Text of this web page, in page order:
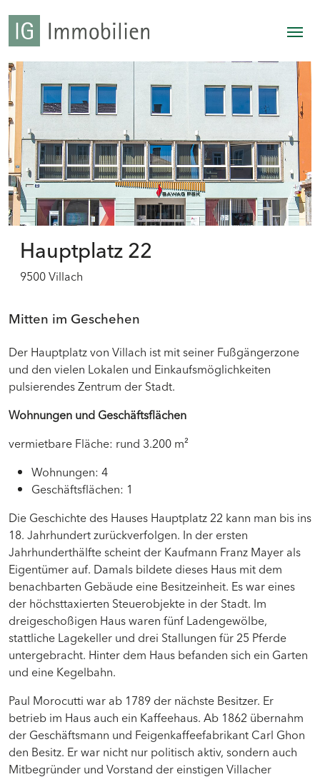
Hauptplatz 22
9500 Villach
Mitten im Geschehen
Der Hauptplatz von Villach ist mit seiner Fußgängerzone
und den vielen Lokalen und Einkaufsmöglichkeiten
pulsierendes Zentrum der Stadt.
Wohnungen und Geschäftsflächen
vermietbare Fläche: rund 3.200 m²
Wohnungen: 4
Geschäftsflächen: 1
Die Geschichte des Hauses Hauptplatz 22 kann man bis ins
18. Jahrhundert zurückverfolgen. In der ersten
Jahrhunderthälfte scheint der Kaufmann Franz Mayer als
Eigentümer auf. Damals bildete dieses Haus mit dem
benachbarten Gebäude eine Besitzeinheit. Es war eines
der höchsttaxierten Steuerobjekte in der Stadt. Im
dreigeschoßigen Haus waren fünf Ladengewölbe,
stattliche Lagekeller und drei Stallungen für 25 Pferde
untergebracht. Hinter dem Haus befanden sich ein Garten
und eine Kegelbahn.
Paul Morocutti war ab 1789 der nächste Besitzer. Er
betrieb im Haus auch ein Kaffeehaus. Ab 1862 übernahm
der Geschäftsmann und Feigenkaffeefabrikant Carl Ghon
den Besitz. Er war nicht nur politisch aktiv, sondern auch
Mitbegründer und Vorstand der einstigen Villacher